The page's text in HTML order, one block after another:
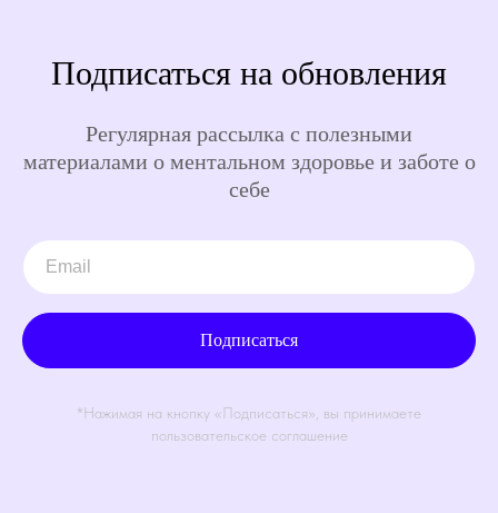
Подписаться на обновления
Регулярная рассылка с полезными
материалами о ментальном здоровье и заботе о
себе
Подписаться
*Нажимая на кнопку «Подписаться», вы принимаете
пользовательское соглашение